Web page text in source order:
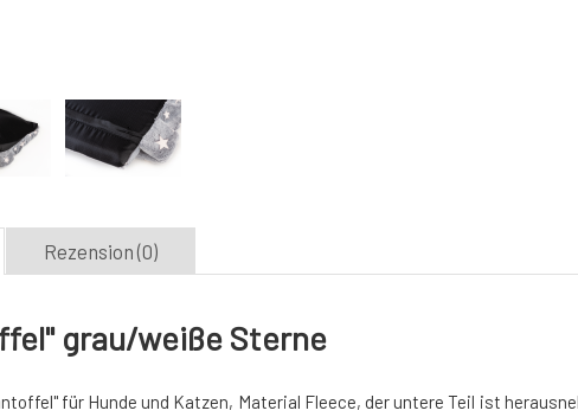
Rezension (0)
grau/weiße Sterne
für Hunde und Katzen, Material Fleece, der untere Teil ist